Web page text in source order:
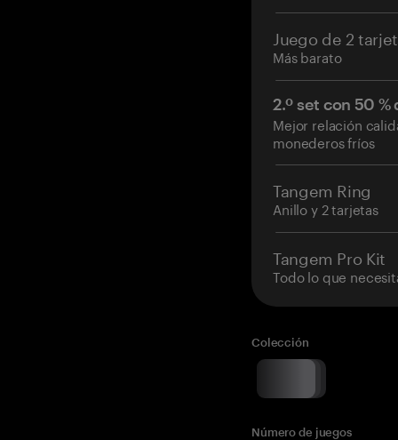
Juego de 2
Más barato
2.º set con 50
Mejor relación
monederos fríos
Tangem Ring
Anillo y 2 tarjetas
Tangem Pro Kit
Todo lo que
Colección
Número de juegos